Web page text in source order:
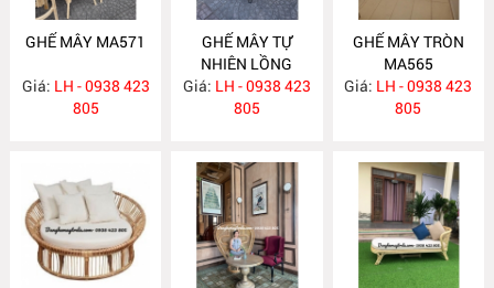
GHẾ MÂY MA571
Giá: LH - 0938 423
805
GHẾ MÂY TỰ
NHIÊN LỒNG
CHIM MA569
Giá: LH - 0938 423
805
GHẾ MÂY TRÒN
MA565
Giá: LH - 0938 423
805